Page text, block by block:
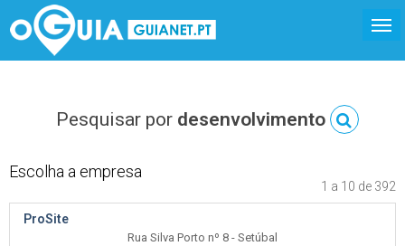
Pesquisar por desenvolvimento
Escolha a empresa
1 a 10 de 392
ProSite
Rua Silva Porto nº 8 - Setúbal